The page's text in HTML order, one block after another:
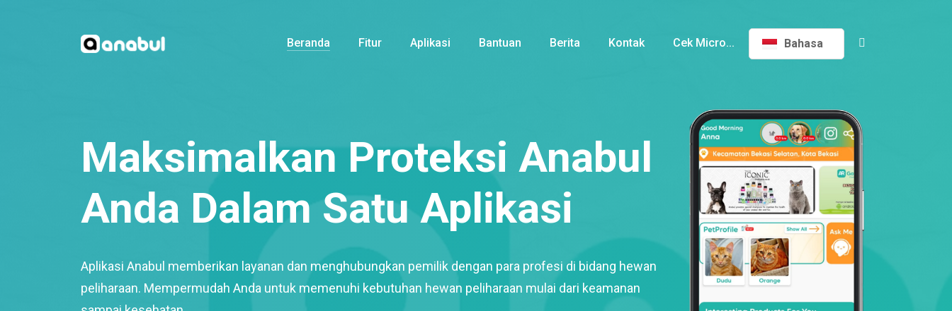
Beranda Fitur Aplikasi Bantuan Berita Kontak Cek Micro... Bahasa
Maksimalkan Proteksi Anabul
Anda Dalam Satu Aplikasi
Aplikasi Anabul memberikan layanan dan menghubungkan pemilik dengan para profesi di bidang hewan
peliharaan. Mempermudah Anda untuk memenuhi kebutuhan hewan peliharaan mulai dari keamanan